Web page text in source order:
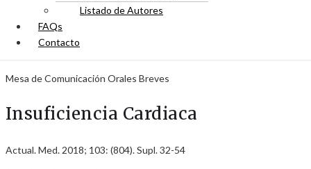
Listado de Autores
FAQs
Contacto
Mesa de Comunicación Orales Breves
Insuficiencia Cardiaca
Actual. Med. 2018; 103: (804). Supl. 32-54